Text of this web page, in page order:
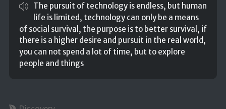
The pursuit of technology is endless, but human
life is limited, technology can only be a means
of social survival, the purpose is to better survival, if
there is a higher desire and pursuit in the real world,
you can not spend a lot of time, but to explore
people and things
Apache POI
EasyExcel
前端
JavaScript